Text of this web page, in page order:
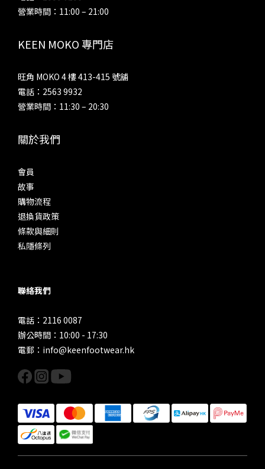
營業時間：11:00 – 21:00
KEEN MOKO 專門店
旺角 MOKO 4 樓 413-415 號舖
電話：2563 9932
營業時間：11:30 – 20:30
關於我們
會員
故事
購物流程
退換貨政策
條款與細則
私隱條列
聯絡我們
電話：2116 0087
辦公時間：10:00 - 17:30
電郵：info@keenfootwear.hk